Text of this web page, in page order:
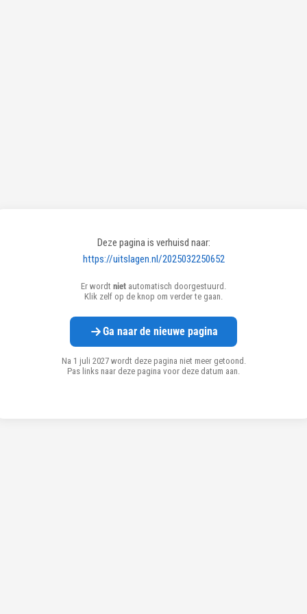
Deze pagina is verhuisd naar:
https://uitslagen.nl/2025032250652
Er wordt niet automatisch doorgestuurd.
Klik zelf op de knop om verder te gaan.
Ga naar de nieuwe pagina
Na 1 juli 2027 wordt deze pagina niet meer getoond.
Pas links naar deze pagina voor deze datum aan.